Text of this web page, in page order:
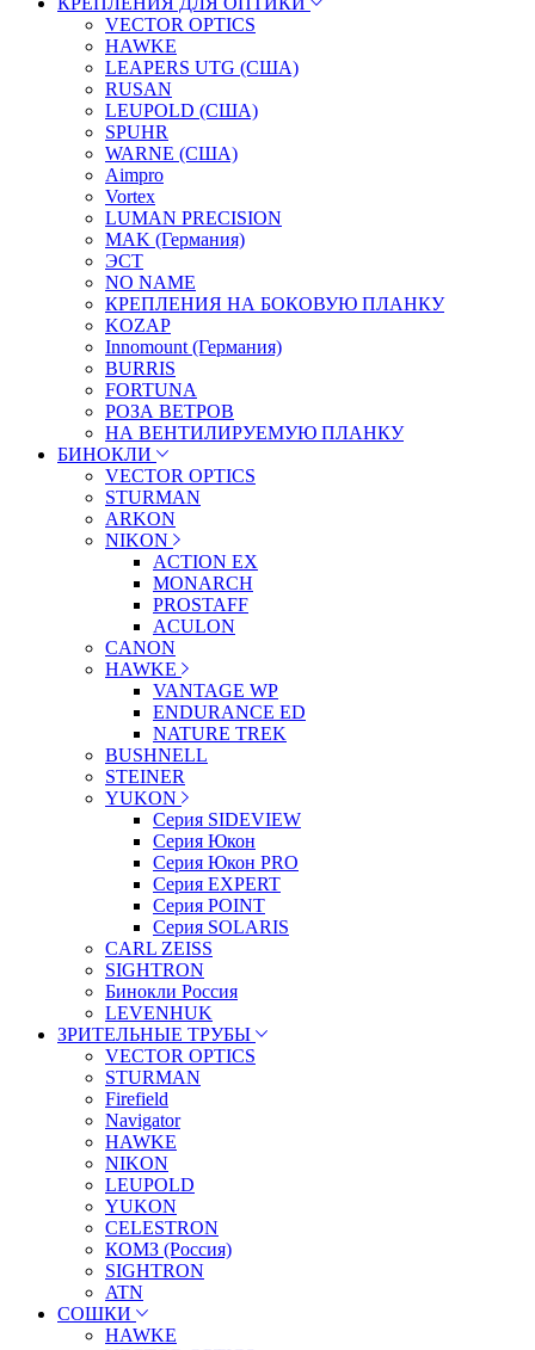
VECTOR OPTICS
HAWKE
LEAPERS UTG (США)
RUSAN
LEUPOLD (США)
SPUHR
WARNE (США)
Aimpro
Vortex
LUMAN PRECISION
MAK (Германия)
ЭСТ
NO NAME
КРЕПЛЕНИЯ НА БОКОВУЮ ПЛАНКУ
KOZAP
Innomount (Германия)
BURRIS
FORTUNA
РОЗА ВЕТРОВ
НА ВЕНТИЛИРУЕМУЮ ПЛАНКУ
БИНОКЛИ
VECTOR OPTICS
STURMAN
ARKON
NIKON
ACTION EX
MONARCH
PROSTAFF
ACULON
CANON
HAWKE
VANTAGE WP
ENDURANCE ED
NATURE TREK
BUSHNELL
STEINER
YUKON
Серия SIDEVIEW
Серия Юкон
Серия Юкон PRO
Серия EXPERT
Серия POINT
Серия SOLARIS
CARL ZEISS
SIGHTRON
Бинокли Россия
LEVENHUK
ЗРИТЕЛЬНЫЕ ТРУБЫ
VECTOR OPTICS
STURMAN
Firefield
Navigator
HAWKE
NIKON
LEUPOLD
YUKON
CELESTRON
КОМЗ (Россия)
SIGHTRON
ATN
СОШКИ
HAWKE